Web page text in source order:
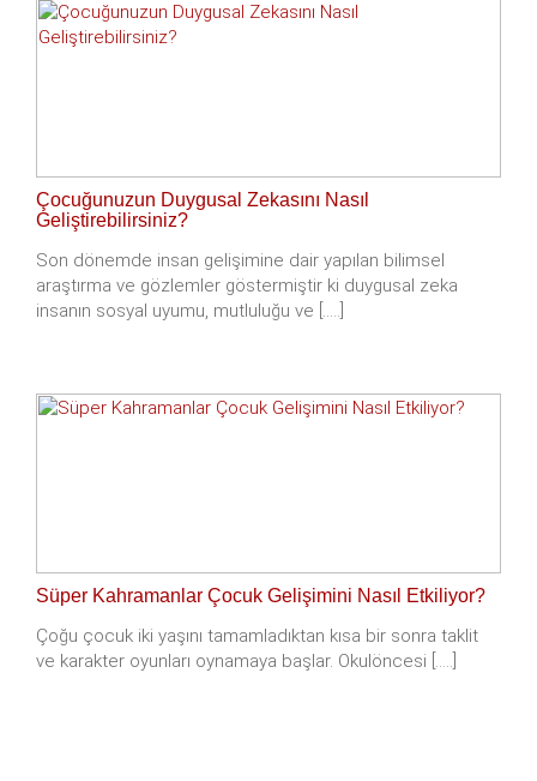
Çocuğunuzun Duygusal Zekasını Nasıl
Geliştirebilirsiniz?
Son dönemde insan gelişimine dair yapılan bilimsel
araştırma ve gözlemler göstermiştir ki duygusal zeka
insanın sosyal uyumu, mutluluğu ve [.....]
Süper Kahramanlar Çocuk Gelişimini Nasıl Etkiliyor?
Çoğu çocuk iki yaşını tamamladıktan kısa bir sonra taklit
ve karakter oyunları oynamaya başlar. Okulöncesi [.....]